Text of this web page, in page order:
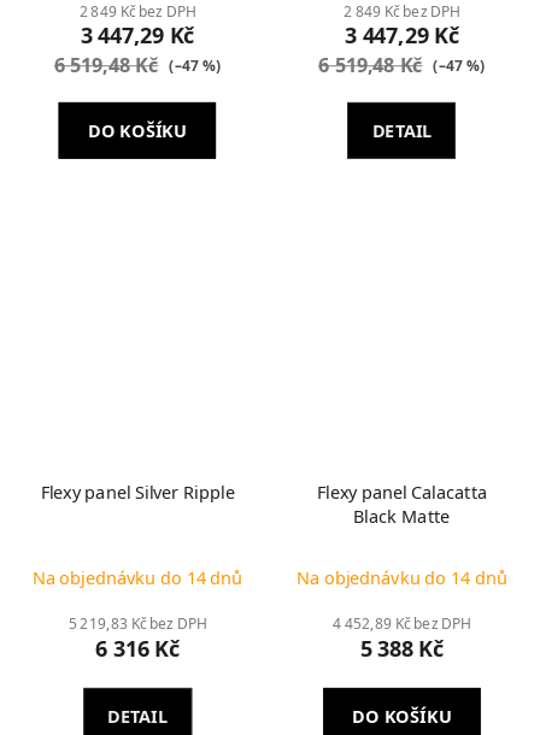
2 849 Kč bez DPH
3 447,29 Kč
6 519,48 Kč (–47 %)
DO KOŠÍKU
2 849 Kč bez DPH
3 447,29 Kč
6 519,48 Kč (–47 %)
DETAIL
Flexy panel Silver Ripple
Na objednávku do 14 dnů
5 219,83 Kč bez DPH
6 316 Kč
DETAIL
Flexy panel Calacatta
Black Matte
Na objednávku do 14 dnů
4 452,89 Kč bez DPH
5 388 Kč
DO KOŠÍKU